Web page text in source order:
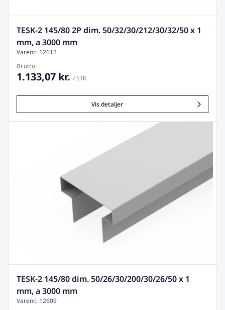
TESK-2 145/80 2P dim. 50/32/30/212/30/32/50 x 1
mm, a 3000 mm
Varenr.: 12612
Brutto
1.133,07 kr. / STK
Vis detaljer
TESK-2 145/80 dim. 50/26/30/200/30/26/50 x 1
mm, a 3000 mm
Varenr.: 12609